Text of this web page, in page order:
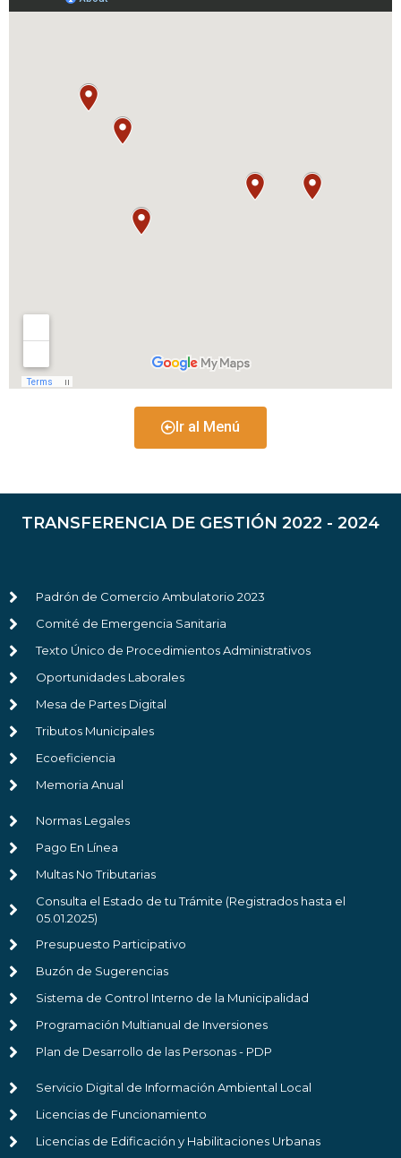
Ir al Menú
TRANSFERENCIA DE GESTIÓN 2022 - 2024
Padrón de Comercio Ambulatorio 2023
Comité de Emergencia Sanitaria
Texto Único de Procedimientos Administrativos
Oportunidades Laborales
Mesa de Partes Digital
Tributos Municipales
Ecoeficiencia
Memoria Anual
Normas Legales
Pago En Línea
Multas No Tributarias
Consulta el Estado de tu Trámite (Registrados hasta el
05.01.2025)
Presupuesto Participativo
Buzón de Sugerencias
Sistema de Control Interno de la Municipalidad
Programación Multianual de Inversiones
Plan de Desarrollo de las Personas - PDP
Servicio Digital de Información Ambiental Local
Licencias de Funcionamiento
Licencias de Edificación y Habilitaciones Urbanas